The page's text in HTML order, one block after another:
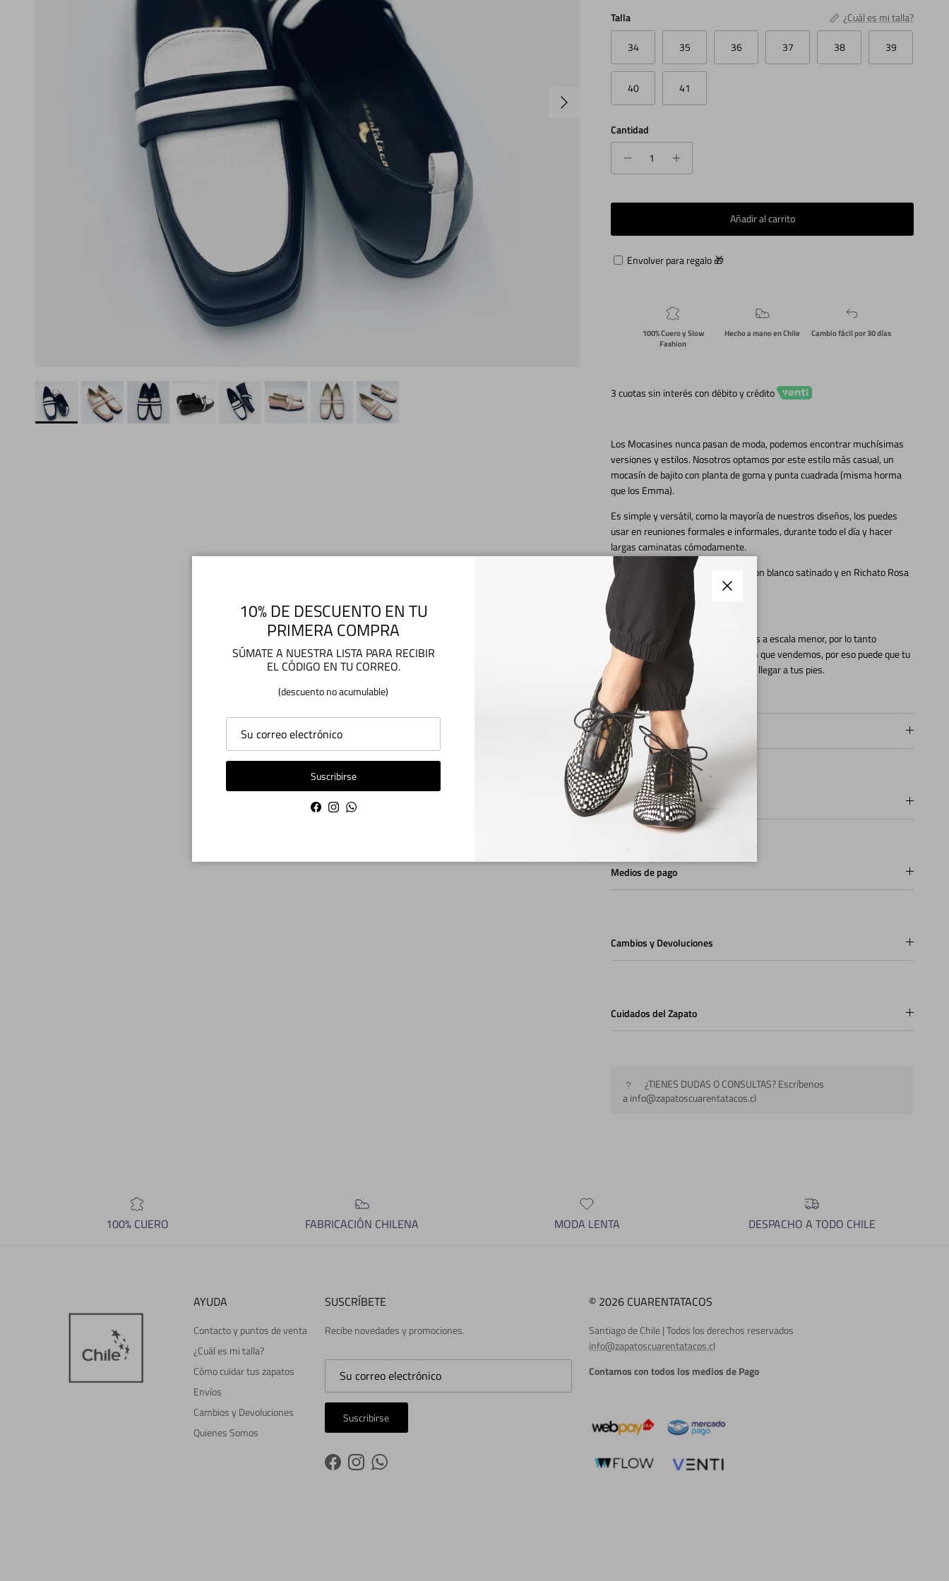
Siguiente
Talla
¿Cuál es mi talla?
34
35 36 37 38 39
40 41
Cantidad
Añadir al carrito
Envolver para regalo 🎁
100% Cuero y Slow
Fashion
Hecho a mano en Chile Cambio fácil por 30 días
3 cuotas sin interés con débito y crédito
Los Mocasines nunca pasan de moda, podemos encontrar muchísimas
versiones y estilos. Nosotros optamos por este estilo más casual, un
mocasín de bajito con planta de goma y punta cuadrada (misma horma
que los Emma).
Es simple y versátil, como la mayoría de nuestros diseños, los puedes
usar en reuniones formales e informales, durante todo el día y hacer
largas caminatas cómodamente.
Esta disponible en Capreto Negro con blanco satinado y en Richato Rosa
con blanco satinado.
Solo cuero, como siempre.
Recuerda que nuestra fabricación es a escala menor, por lo tanto
vamos produciendo en la medida en que vendemos, por eso puede que tu
compra tarde entre 10 o 15 días en llegar a tus pies.
Tiempos de fabricación
Envíos
Medios de pago
Cambios y Devoluciones
Cuidados del Zapato
¿TIENES DUDAS O CONSULTAS? Escríbenos
a info@zapatoscuarentatacos.cl
100% CUERO FABRICACIÓN CHILENA MODA LENTA DESPACHO A TODO CHILE
AYUDA
Contacto y puntos de venta
¿Cuál es mi talla?
Cómo cuidar tus zapatos
Envíos
Cambios y Devoluciones
Quienes Somos
SUSCRÍBETE
Recibe novedades y promociones.
Suscribirse
FacebookInstagramWhatsApp
© 2026 CUARENTATACOS
Santiago de Chile | Todos los derechos reservados
info@zapatoscuarentatacos.cl
Contamos con todos los medios de Pago
10% DE DESCUENTO EN TU
PRIMERA COMPRA
SÚMATE A NUESTRA LISTA PARA RECIBIR
EL CÓDIGO EN TU CORREO.
(descuento no acumulable)
Suscribirse
Facebook
InstagramWhatsApp